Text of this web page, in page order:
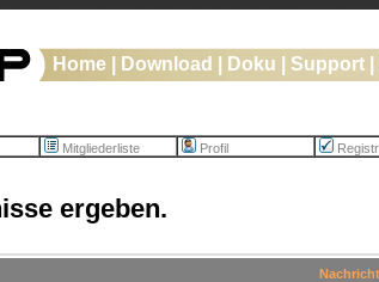
Home Download Doku Support
Mitgliederliste Profil
ergeben.
Nachricht